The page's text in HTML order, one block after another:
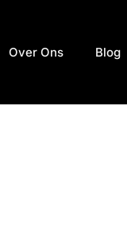
Over Ons Blog